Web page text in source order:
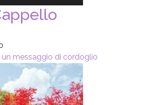
un messaggio di cordoglio